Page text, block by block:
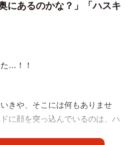
にあるのかな？」「ハスキ
…！！
きや、そこには何もありませ
に顔を突っ込んでいるのは、ハ